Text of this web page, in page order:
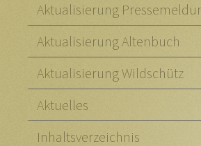
Aktualisierung
Aktualisierung Altenbuch
Aktualisierung Wildschütz
Aktuelles
Inhaltsverzeichnis